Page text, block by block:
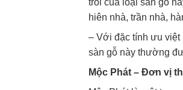
trổi của loại sàn gỗ
hiên nhà, trần nhà,
– Với đặc tính ưu việt
sàn gỗ này thường
Mộc Phát – Đơn vị